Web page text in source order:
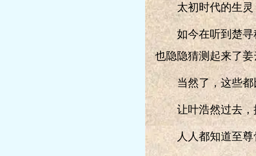
太初时代的生灵
如今在听到楚寻称
也隐隐猜测起来了
当然了，这些都
让叶浩然过去，
人人都知道至尊骨